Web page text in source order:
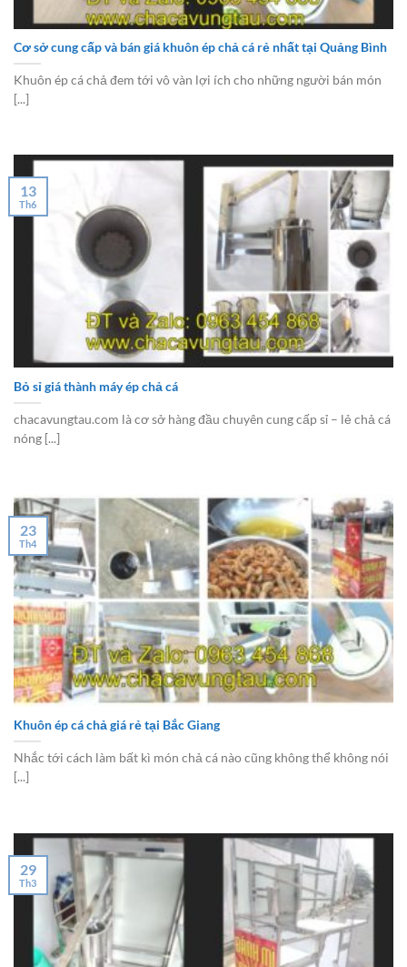
Cơ sở cung cấp và bán giá khuôn ép chả cá rẻ nhất tại Quảng Bình
Khuôn ép cá chả đem tới vô vàn lợi ích cho những người bán món
[...]
Bỏ sỉ giá thành máy ép chả cá
chacavungtau.com là cơ sở hàng đầu chuyên cung cấp sỉ – lẻ chả cá
nóng [...]
13
Th6
Khuôn ép cá chả giá rẻ tại Bắc Giang
Nhắc tới cách làm bất kì món chả cá nào cũng không thể không nói
[...]
23
Th4
29
Th3